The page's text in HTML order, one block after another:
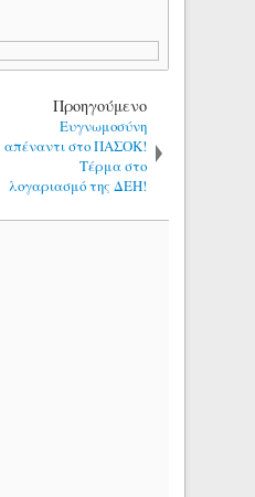
Προηγούμενο
Ευγνωμοσύνη
απέναντι στο ΠΑΣΟΚ!
Τέρμα στο
λογαριασμό της ΔΕΗ!